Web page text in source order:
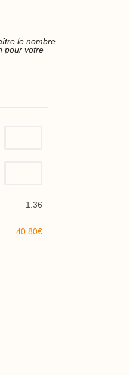
le nombre
pour votre
1.36
40.80€